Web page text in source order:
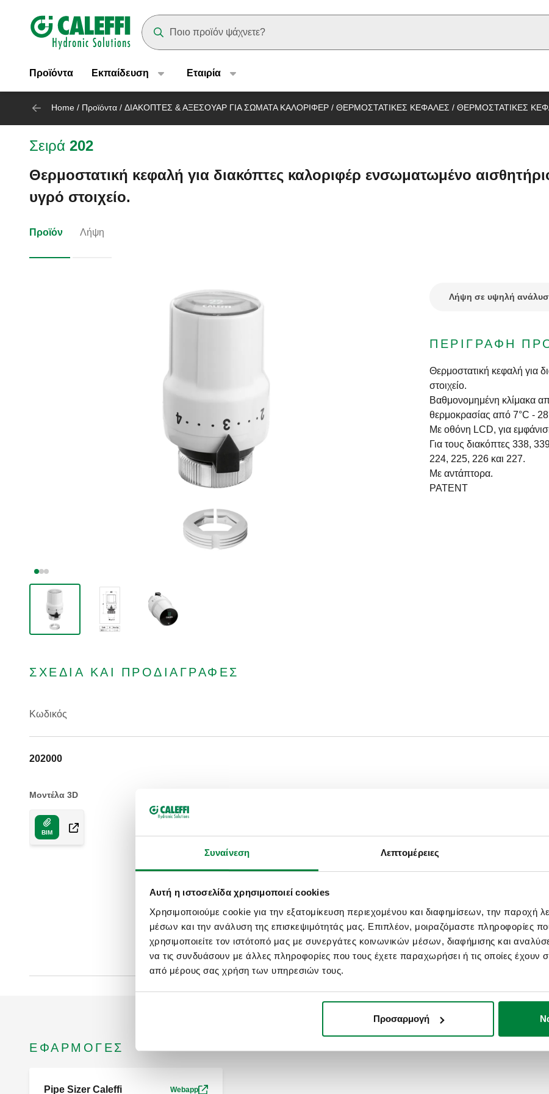
Συναίνεση Λεπτομέρειες
Αυτή η ιστοσελίδα χρησιμοποιεί cookies
Χρησιμοποιούμε cookie για την εξατομίκευση περιεχομένου και διαφημίσεων, την παροχή
μέσων και την ανάλυση της επισκεψιμότητάς μας. Επιπλέον, μοιραζόμαστε πληροφορίες
χρησιμοποιείτε τον ιστότοπό μας με συνεργάτες κοινωνικών μέσων, διαφήμισης και
να τις συνδυάσουν με άλλες πληροφορίες που τους έχετε παραχωρήσει ή τις οποίες έχουν
από μέρους σας χρήση των υπηρεσιών τους.
Προσαρμογή
Header main navigation
Προϊόντα Εκπαίδευση Eταιρία
Home / Προϊόντα / ΔΙΑΚΟΠΤΕΣ & ΑΞΕΣΟΥΑΡ ΓΙΑ ΣΩΜΑΤΑ ΚΑΛΟΡΙΦΕΡ / ΘΕΡΜΟΣΤΑΤΙΚΕΣ ΚΕΦΑΛΕΣ / ΘΕΡΜΟΣΤΑΤΙΚΕΣ
Σειρά 202
Θερμοστατική κεφαλή για διακόπτες καλοριφέρ ενσωματωμένο
υγρό στοιχείο.
Προϊόν Λήψη
Λήψη σε υψηλή
ΠΕΡΙΓΡΑΦΉ
Θερμοστατική κεφαλή για
στοιχείο.
Βαθμονομημένη κλίμακα
θερμοκρασίας από 7°C -
Με οθόνη LCD, για
Για τους διακόπτες 338,
224, 225, 226 και 227.
Με αντάπτορα.
PATENT
ΣΧΈΔΙΑ ΚΑΙ ΠΡΟΔΙΑΓΡΑΦΈΣ
Κωδικός
202000
Μοντέλα 3D
BIM
CALEFFI, 202000.
αισθητήριο με υγρό
αντιστοιχεί σε ένα εύρος
θερμοκρασίας χώρου: 16 -
περιβάλλοντος. Για τους
SCIP code
f39f3201-e256-450c-aed4-
ΕΦΑΡΜΟΓΈΣ
Pipe Sizer Caleffi Webapp